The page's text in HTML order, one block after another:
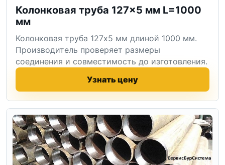
Колонковая труба 127×5 мм L=1000
мм
Колонковая труба 127x5 мм длиной 1000 мм.
Производитель проверяет размеры
соединения и совместимость до изготовления.
Узнать цену